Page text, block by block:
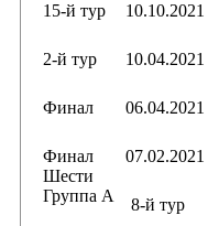
15-й тур
10.10.2021
2-й тур
10.04.2021
Финал
06.04.2021
Финал
Шести
Группа А
07.02.2021
8-й тур